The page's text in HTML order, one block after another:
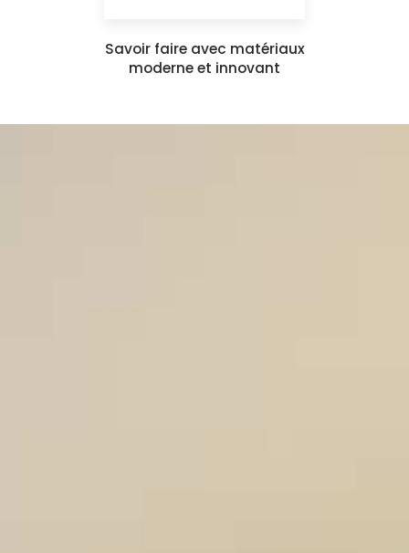
Savoir faire avec matériaux
moderne et innovant